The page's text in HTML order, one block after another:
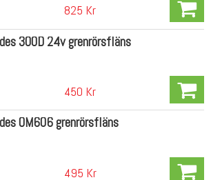
825 Kr
300D 24v grenrörsfläns
450 Kr
OM606 grenrörsfläns
495 Kr